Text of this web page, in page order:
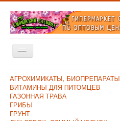
Включить/
выключить
Главная
Каталог
Оплата и Доставка
АГРОХИМИКАТЫ, БИОПРЕПАРАТЫ
ВИТАМИНЫ ДЛЯ ПИТОМЦЕВ
ГАЗОННАЯ ТРАВА
ГРИБЫ
ГРУНТ